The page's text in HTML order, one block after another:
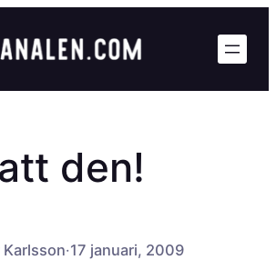
den!
·17 januari, 2009